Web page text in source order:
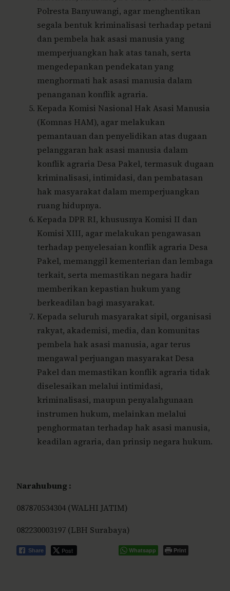
Polresta Banyuwangi, agar menghentikan
segala bentuk kriminalisasi terhadap petani
dan pembela hak asasi manusia yang
memperjuangkan hak atas tanah, serta
mengedepankan pendekatan yang
menghormati hak asasi manusia dalam
penanganan konflik agraria.
Kepada Komisi Nasional Hak Asasi Manusia
(Komnas HAM), agar melakukan
pemantauan dan penyelidikan atas dugaan
pelanggaran hak asasi manusia dalam
konflik agraria Desa Pakel, termasuk dugaan
kriminalisasi, intimidasi, dan pembatasan
hak masyarakat dalam memperjuangkan
ruang hidupnya.
Kepada DPR RI, khususnya Komisi II dan
Komisi XIII, agar melakukan pengawasan
terhadap penyelesaian konflik agraria Desa
Pakel, memanggil kementerian dan lembaga
terkait, serta memastikan negara hadir
memberikan kepastian hukum yang
berkeadilan bagi masyarakat.
Kepada seluruh masyarakat sipil, organisasi
rakyat, akademisi, media, dan komunitas
pembela hak asasi manusia, agar terus
mengawal perjuangan masyarakat Desa
Pakel dan memastikan konflik agraria tidak
diselesaikan melalui intimidasi,
kriminalisasi, maupun penyalahgunaan
instrumen hukum, melainkan melalui
penghormatan terhadap hak asasi manusia,
keadilan agraria, dan prinsip negara hukum.
Narahubung :
087870534304 (WALHI JATIM)
082230003197 (LBH Surabaya)
Share Post Whatsapp Print